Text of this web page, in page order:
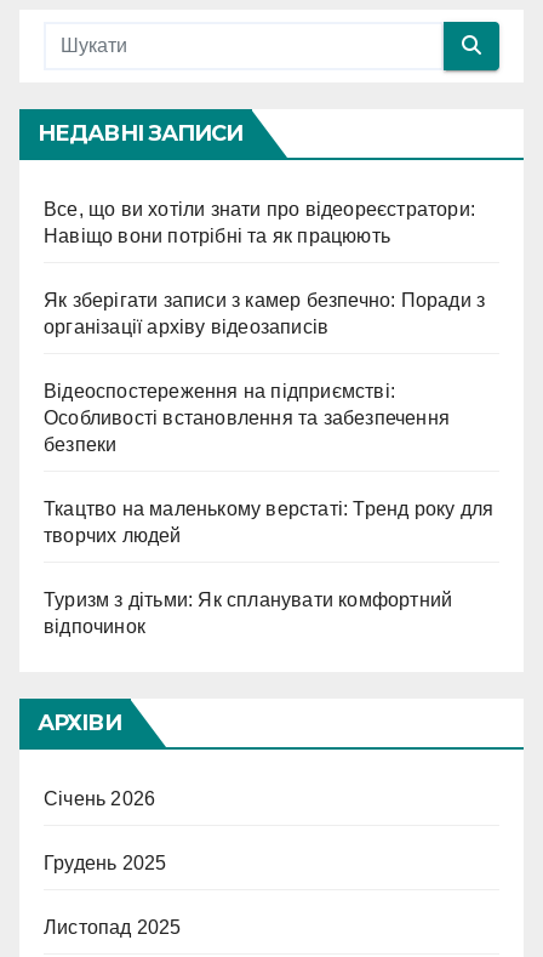
НЕДАВНІ ЗАПИСИ
Все, що ви хотіли знати про відеореєстратори:
Навіщо вони потрібні та як працюють
Як зберігати записи з камер безпечно: Поради з
організації архіву відеозаписів
Відеоспостереження на підприємстві:
Особливості встановлення та забезпечення
безпеки
Ткацтво на маленькому верстаті: Тренд року для
творчих людей
Туризм з дітьми: Як спланувати комфортний
відпочинок
АРХІВИ
Січень 2026
Грудень 2025
Листопад 2025